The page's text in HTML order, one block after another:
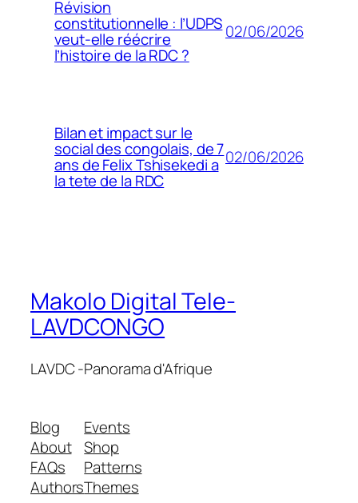
Révision
constitutionnelle : l’UDPS
veut-elle réécrire
l’histoire de la RDC ?
02/06/2026
Bilan et impact sur le
social des congolais, de 7
ans de Felix Tshisekedi a
la tete de la RDC
02/06/2026
Makolo Digital Tele-
LAVDCONGO
LAVDC -Panorama d'Afrique
Blog
About
FAQs
Authors
Events
Shop
Patterns
Themes